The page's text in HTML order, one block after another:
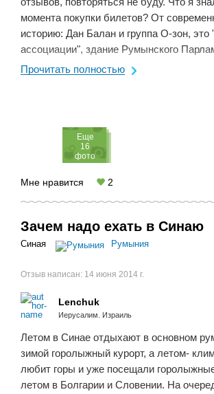
момента покупки билетов? От
историю: Дан Балан и группа О-зон, это
ассоциации", здание Румынского
Чаушеску и броненосец "Потёмкин" в ...
Прочитать полностью
Eще
16
фото
Мне нравится 2
Зачем надо ехать в Синаю
Синая Румыния
Отзыв написан: 14 июня 2014 г.
Lenchuk
Иерусалим. Израиль
Летом в Синае отдыхают в основном
зимой горолыжный курорт, а летом-
любит горы и уже посещали
летом в Болгарии и Словении. На